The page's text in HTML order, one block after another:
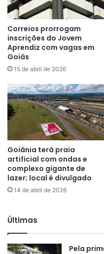
Correios prorrogam
inscrições do Jovem
Aprendiz com vagas em
Goiás
15 de abril de 2026
Goiânia terá praia
artificial com ondas e
complexo gigante de
lazer; local é divulgado
14 de abril de 2026
Últimas
Pela